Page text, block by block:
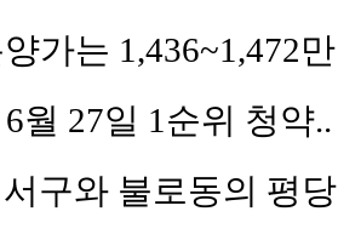
가는 1,436~1,472
6월 27일 1순위 청
서구와 불로동의 평